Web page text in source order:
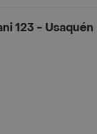
123 - Usaquén